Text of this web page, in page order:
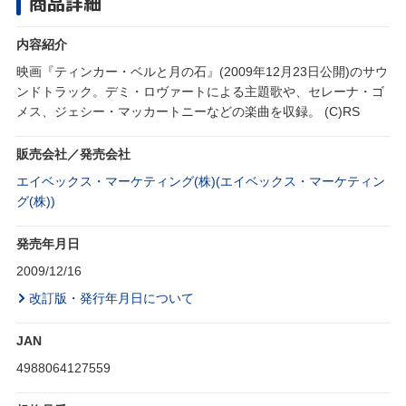
内容紹介
映画『ティンカー・ベルと月の石』(2009年12月23日公開)のサウ
ンドトラック。デミ・ロヴァートによる主題歌や、セレーナ・ゴ
メス、ジェシー・マッカートニーなどの楽曲を収録。 (C)RS
販売会社／発売会社
エイベックス・マーケティング(株)(エイベックス・マーケティン
グ(株))
発売年月日
2009/12/16
改訂版・発行年月日について
JAN
4988064127559